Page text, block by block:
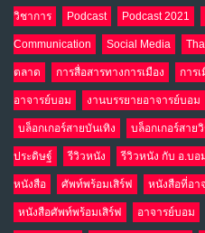
วิชาการ Podcast Podcast 2021
Communication Social Media
ตลาด การสื่อสารทางการเมือง การ
อาจารย์บอม งานบรรยายอาจารย์บอม
บล็อกเกอร์สายบันเทิง บล็อกเกอร์สาย
ประดิษฐ์ รีวิวหนัง รีวิวหนัง กับ อ.บอ
หนังสือ ศัพท์พร้อมเสิร์ฟ หนังสือที่อา
หนังสือศัพท์พร้อมเสิร์ฟ อาจารย์บอม